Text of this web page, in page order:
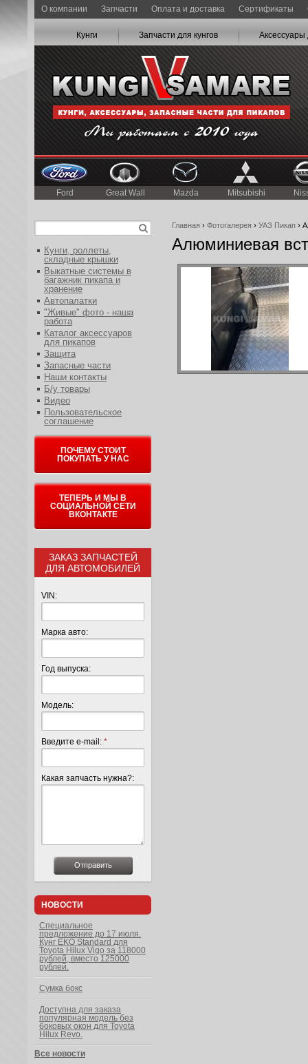
О компании Запчасти Оплата и доставка Сертификаты
Кунги Запчасти для кунгов Аксессуары
Ford Great Wall Mazda Mitsubishi
Главная › Фотогалерея › УАЗ Пикап ›
Алюминиевая
Кунги, роллеты,
складные крышки
Выкатные системы в
багажник пикапа и
хранение
Автопалатки
"Живые" фото - наша
работа
Каталог аксессуаров
для пикапов
Защита
Запасные части
Наши контакты
Б/у товары
Видео
Пользовательское
соглашение
ПОЧЕМУ СТОИТ
ПОКУПАТЬ У НАС
ТЕПЕРЬ И МЫ В
СОЦИАЛЬНОЙ СЕТИ
ВКОНТАКТЕ
ЗАКАЗ ЗАПЧАСТЕЙ
ДЛЯ АВТОМОБИЛЕЙ
VIN:
Марка авто:
Год выпуска:
Модель:
Введите e-mail: *
Какая запчасть нужна?:
НОВОСТИ
Специальное
предложение до 17 июля.
Кунг EKO Standard для
Toyota Hilux Vigo за 118000
рублей, вместо 125000
рублей.
Сумка бокс
Доступна для заказа
популярная модель без
боковых окон для Toyota
Hilux Revo.
Все новости